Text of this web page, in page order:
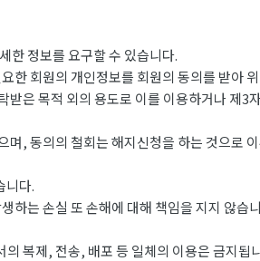
한 정보를 요구할 수 있습니다.
회원의 개인정보를 회원의 동의를 받아
은 목적 외의 용도로 이를 이용하거나 제3
, 동의의 철회는 해지신청을 하는 것으로
니다.
하는 손실 또 손해에 대해 책임을 지지 않습
복제, 전송, 배포 등 일체의 이용은 금지됩